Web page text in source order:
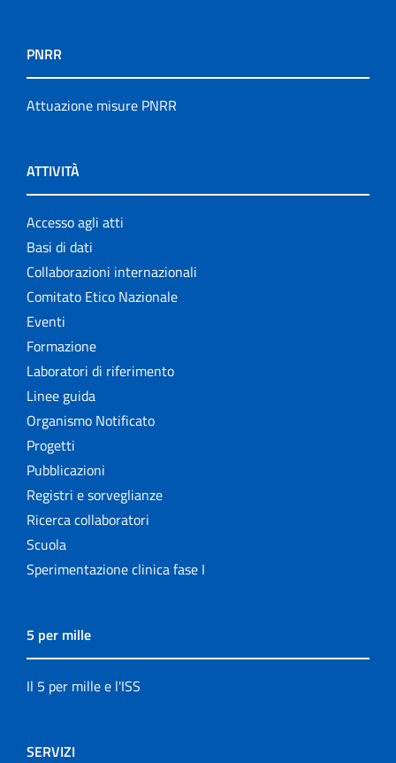
PNRR
Attuazione misure PNRR
ATTIVITÀ
Accesso agli atti
Basi di dati
Collaborazioni internazionali
Comitato Etico Nazionale
Eventi
Formazione
Laboratori di riferimento
Linee guida
Organismo Notificato
Progetti
Pubblicazioni
Registri e sorveglianze
Ricerca collaboratori
Scuola
Sperimentazione clinica fase I
5 per mille
Il 5 per mille e l'ISS
SERVIZI